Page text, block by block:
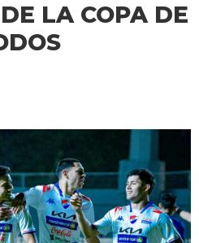
LA COPA DE